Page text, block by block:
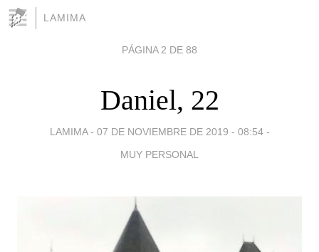
LAMIMA
PÁGINA 2 DE 88
Daniel, 22
LAMIMA - 07 DE NOVIEMBRE DE 2019 - 08:54 -
MUY PERSONAL